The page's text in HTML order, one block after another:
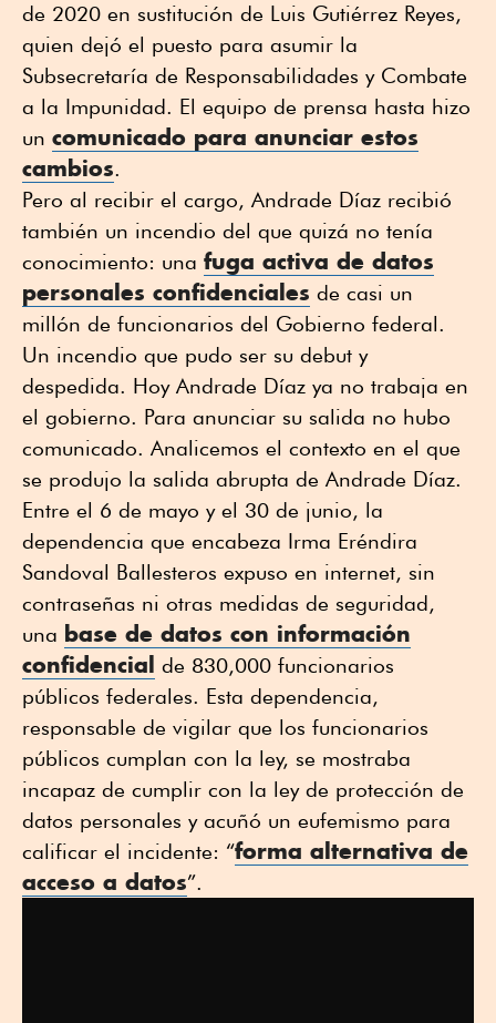
de 2020 en sustitución de Luis Gutiérrez Reyes,
quien dejó el puesto para asumir la
Subsecretaría de Responsabilidades y Combate
a la Impunidad. El equipo de prensa hasta hizo
un comunicado para anunciar estos
cambios.
Pero al recibir el cargo, Andrade Díaz recibió
también un incendio del que quizá no tenía
conocimiento: una fuga activa de datos
personales confidenciales de casi un
millón de funcionarios del Gobierno federal.
Un incendio que pudo ser su debut y
despedida. Hoy Andrade Díaz ya no trabaja en
el gobierno. Para anunciar su salida no hubo
comunicado. Analicemos el contexto en el que
se produjo la salida abrupta de Andrade Díaz.
Entre el 6 de mayo y el 30 de junio, la
dependencia que encabeza Irma Eréndira
Sandoval Ballesteros expuso en internet, sin
contraseñas ni otras medidas de seguridad,
una base de datos con información
confidencial de 830,000 funcionarios
públicos federales. Esta dependencia,
responsable de vigilar que los funcionarios
públicos cumplan con la ley, se mostraba
incapaz de cumplir con la ley de protección de
datos personales y acuñó un eufemismo para
calificar el incidente: “forma alternativa de
acceso a datos”.